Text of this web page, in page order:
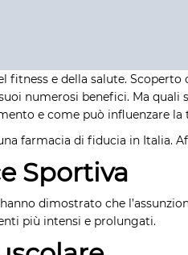
fitness e della salute.
numerosi benefici. Ma quali
e come può influenzare la
farmacia di fiducia in Italia.
Sportiva
dimostrato che
più intensi e prolungati.